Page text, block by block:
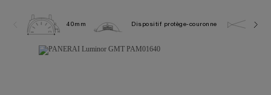
40mm Dispositif protège-couronne